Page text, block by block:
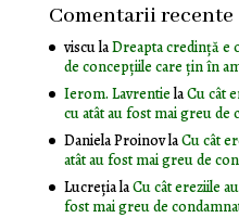
Comentarii recente
visculaDreapta credință e
de concepțiile care țin în
Ierom. LavrentielaCu cât
cu atât au fost mai greu de
Daniela ProinovlaCu cât
atât au fost mai greu de
LucrețialaCu cât ereziile
fost mai greu de